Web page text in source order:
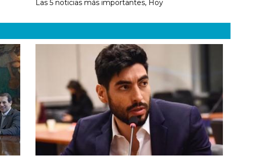
Las 5 noticias más importantes, Hoy